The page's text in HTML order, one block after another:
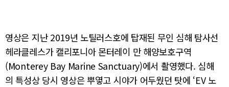
영상은 지난 2019년 노틸러스호에 탑재된 무인 심해 탐사선
헤라클레스가 캘리포니아 몬터레이 만 해양보호구역
(Monterey Bay Marine Sanctuary)에서 촬영했다. 심해
의 특성상 당시 영상은 뿌옇고 시야가 어두웠던 탓에 ‘EV 노